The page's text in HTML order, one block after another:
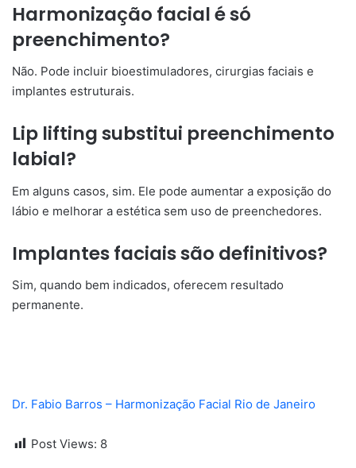
Harmonização facial é só
preenchimento?
Não. Pode incluir bioestimuladores, cirurgias faciais e
implantes estruturais.
Lip lifting substitui preenchimento
labial?
Em alguns casos, sim. Ele pode aumentar a exposição do
lábio e melhorar a estética sem uso de preenchedores.
Implantes faciais são definitivos?
Sim, quando bem indicados, oferecem resultado
permanente.
Dr. Fabio Barros – Harmonização Facial Rio de Janeiro
Post Views: 8